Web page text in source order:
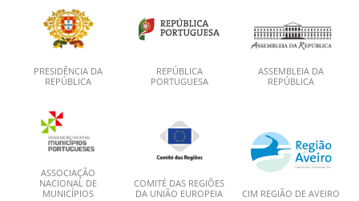
PRESIDÊNCIA DA
REPÚBLICA
REPÚBLICA
PORTUGUESA
ASSEMBLEIA DA
REPÚBLICA
ASSOCIAÇÃO
NACIONAL DE
MUNICÍPIOS
COMITÉ DAS REGIÕES
DA UNIÃO EUROPEIA
CIM REGIÃO DE AVEIRO